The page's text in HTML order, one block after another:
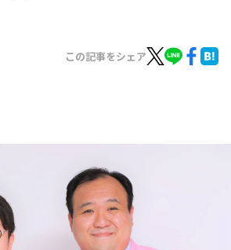
この記事をシェア